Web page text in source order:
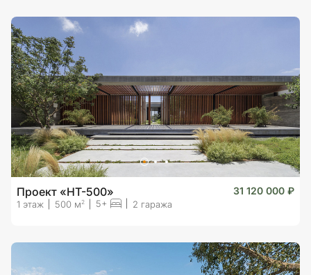
Проект «HT-500» 31 120 000 ₽
1 этаж 500 м 2 5+ 2 гаража